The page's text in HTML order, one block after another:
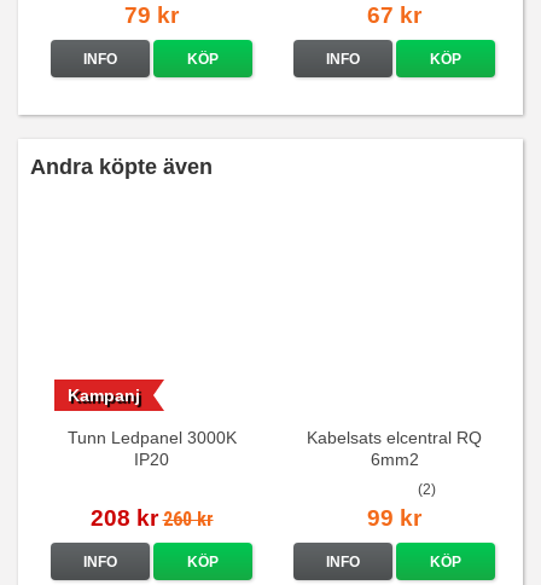
79 kr
INFO KÖP
67 kr
INFO KÖP
Andra köpte även
Tunn Ledpanel 3000K
IP20
Kampanj
208 kr 260 kr
INFO KÖP
Kabelsats elcentral RQ
6mm2
(2)
99 kr
INFO KÖP